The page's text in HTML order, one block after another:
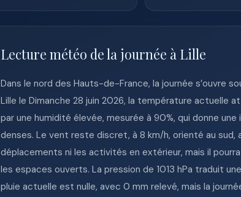
Lecture météo de la journée à Lille
Dans le nord des Hauts-de-France, la journée s’ouvre
Lille le Dimanche 28 juin 2026, la température actuelle
par une humidité élevée, mesurée à 90%, qui donne
denses. Le vent reste discret, à 8 km/h, orienté au sud,
déplacements ni les activités en extérieur, mais il
les espaces ouverts. La pression de 1013 hPa traduit
pluie actuelle est nulle, avec 0 mm relevé, mais la